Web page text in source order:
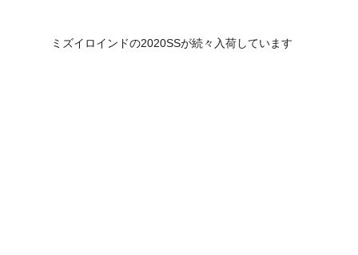
ミズイロインドの2020SSが続々入荷しています